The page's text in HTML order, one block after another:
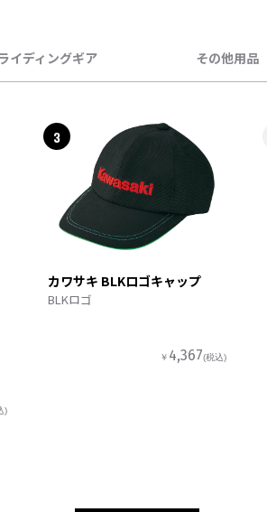
イディングギア その他用品
)
3
カワサキ BLKロゴキャップ
BLKロゴ
￥ 4,367(税込)